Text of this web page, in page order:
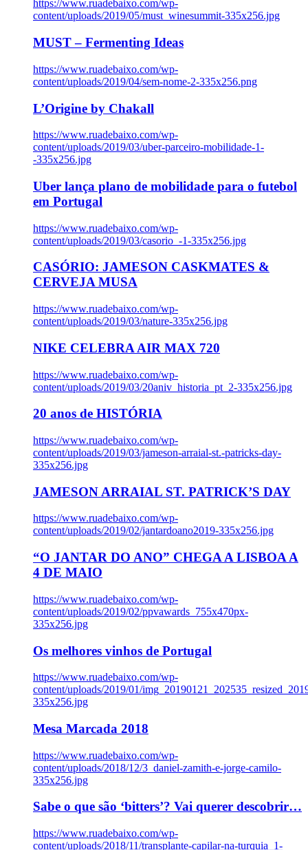
https://www.ruadebaixo.com/wp-
content/uploads/2019/05/must_winesummit-335x256.jpg
MUST – Fermenting Ideas
https://www.ruadebaixo.com/wp-
content/uploads/2019/04/sem-nome-2-335x256.png
L’Origine by Chakall
https://www.ruadebaixo.com/wp-
content/uploads/2019/03/uber-parceiro-mobilidade-1-
-335x256.jpg
Uber lança plano de mobilidade para o futebol
em Portugal
https://www.ruadebaixo.com/wp-
content/uploads/2019/03/casorio_-1-335x256.jpg
CASÓRIO: JAMESON CASKMATES &
CERVEJA MUSA
https://www.ruadebaixo.com/wp-
content/uploads/2019/03/nature-335x256.jpg
NIKE CELEBRA AIR MAX 720
https://www.ruadebaixo.com/wp-
content/uploads/2019/03/20aniv_historia_pt_2-335x256.jpg
20 anos de HISTÓRIA
https://www.ruadebaixo.com/wp-
content/uploads/2019/03/jameson-arraial-st.-patricks-day-
335x256.jpg
JAMESON ARRAIAL ST. PATRICK’S DAY
https://www.ruadebaixo.com/wp-
content/uploads/2019/02/jantardoano2019-335x256.jpg
“O JANTAR DO ANO” CHEGA A LISBOA A
4 DE MAIO
https://www.ruadebaixo.com/wp-
content/uploads/2019/02/ppvawards_755x470px-
335x256.jpg
Os melhores vinhos de Portugal
https://www.ruadebaixo.com/wp-
content/uploads/2019/01/
335x256.jpg
Mesa Marcada 2018
https://www.ruadebaixo.com/wp-
content/uploads/2018/12/3_daniel-zamith-e-jorge-camilo-
335x256.jpg
Sabe o que são ‘bitters’? Vai querer descobrir…
https://www.ruadebaixo.com/wp-
content/uploads/2018/11/transplante-capilar-na-turquia_1-